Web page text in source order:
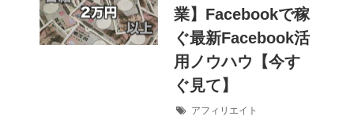
業】Facebookで稼
ぐ最新Facebook活
用ノウハウ【今す
ぐ見て】
アフィリエイト